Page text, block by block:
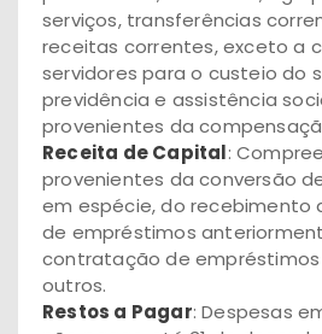
serviços, transferências
receitas correntes, exceto a
servidores para o custeio do
previdência e assistência
provenientes da
Receita de Capital:
provenientes da conversão
em espécie, do recebimento
de empréstimos
contratação de empréstimos
outros.
Restos a Pagar: Despesas